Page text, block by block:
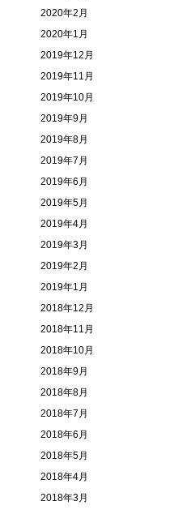
2020年2月
2020年1月
2019年12月
2019年11月
2019年10月
2019年9月
2019年8月
2019年7月
2019年6月
2019年5月
2019年4月
2019年3月
2019年2月
2019年1月
2018年12月
2018年11月
2018年10月
2018年9月
2018年8月
2018年7月
2018年6月
2018年5月
2018年4月
2018年3月